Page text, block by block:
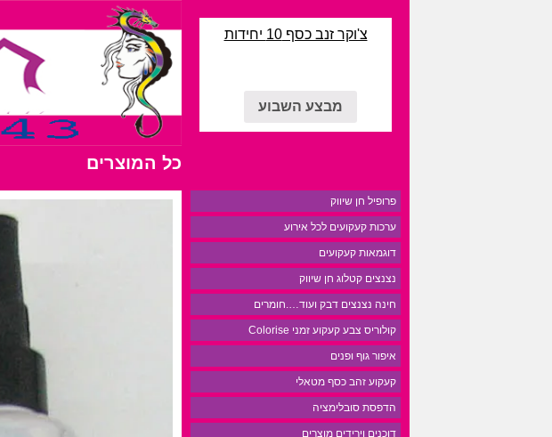
צ'וקר זנב כסף 10 יחידות
מבצע השבוע
כל המוצרים
פרופיל חן שיווק
ערכות קעקועים לכל אירוע
דוגמאות קעקועים
נצנצים קטלוג חן שיווק
חינה נצנצים דבק ועוד….חומרים
קולוריס צבע קעקוע זמני Colorise
איפור גוף ופנים
קעקוע זהב כסף מטאלי
הדפסת סובלימציה
דוכנים וירידים מוצרים